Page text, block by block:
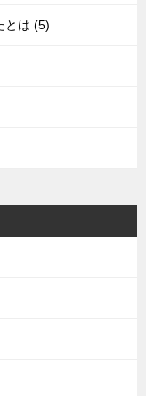
とは (5)